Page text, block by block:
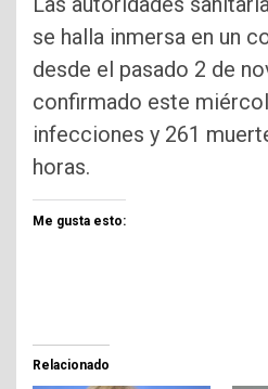
se halla inmersa en un
desde el pasado 2 de
confirmado este
infecciones y 261
horas.
Me gusta esto:
Relacionado